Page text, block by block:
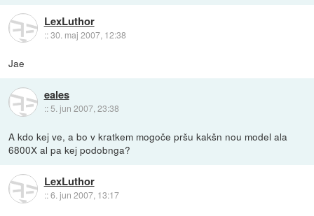
LexLuthor
::30. maj 2007, 12:38
Jae
eales
:: 5. jun 2007, 23:38
A kdo kej ve, a bo v kratkem mogoče pršu kakšn nou model ala
6800X al pa kej podobnga?
LexLuthor
::6. jun 2007, 13:17